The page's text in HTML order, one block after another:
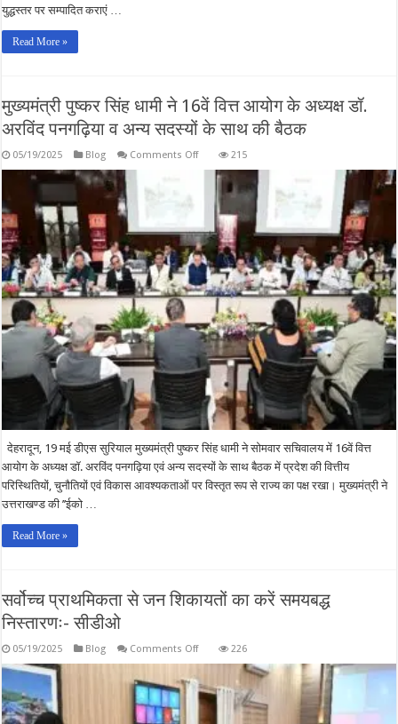
युद्धस्तर पर सम्पादित कराएं …
Read More »
मुख्यमंत्री पुष्कर सिंह धामी ने 16वें वित्त आयोग के अध्यक्ष डॉ.
अरविंद पनगढ़िया व अन्य सदस्यों के साथ की बैठक
05/19/2025 Blog Comments Offon
पुष्कर
वित्त
आयोग
के
अध्यक्ष
डॉ.
अरविंद
पनगढ़िया
अन्य
सदस्यों
के
साथ
की
बैठक
215
देहरादून, 19 मई डीएस सुरियाल मुख्यमंत्री पुष्कर सिंह धामी ने सोमवार सचिवालय में 16वें वित्त
आयोग के अध्यक्ष डॉ. अरविंद पनगढ़िया एवं अन्य सदस्यों के साथ बैठक में प्रदेश की वित्तीय
परिस्थितियों, चुनौतियों एवं विकास आवश्यकताओं पर विस्तृत रूप से राज्य का पक्ष रखा। मुख्यमंत्री ने
उत्तराखण्ड की ’’ईको …
Read More »
सर्वोच्च प्राथमिकता से जन शिकायतों का करें समयबद्ध
निस्तारणः- सीडीओ
05/19/2025 Blog Comments Offon
से
जन
शिकायतों
का
226